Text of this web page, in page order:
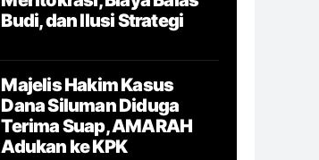
Budi, dan Ilusi Strategi
Majelis Hakim Kasus
Dana Siluman Diduga
Terima Suap, AMARAH
Adukan ke KPK